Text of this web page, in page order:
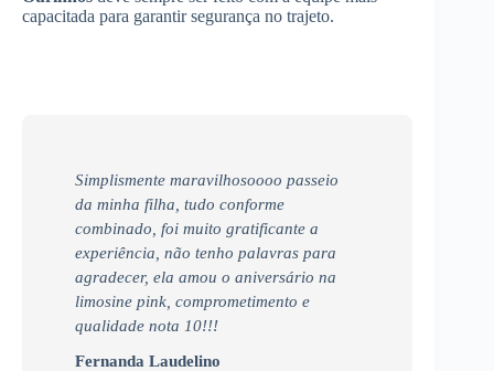
capacitada para garantir segurança no trajeto.
Simplismente maravilhosoooo passeio
da minha filha, tudo conforme
combinado, foi muito gratificante a
experiência, não tenho palavras para
agradecer, ela amou o aniversário na
limosine pink, comprometimento e
qualidade nota 10!!!
Fernanda Laudelino